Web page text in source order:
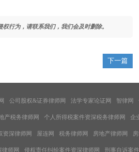
行为，请联系我们，我们会及时删除。
下一篇
公司股权&证券律师网 法学专家论证网 智律网
产税务律师网 个人所得税案件资深税务律师网 企
资深律师网 屋连网 税务律师网 房地产律师网
师网 侵权责任纠纷案件资深律师网 刑事自诉案